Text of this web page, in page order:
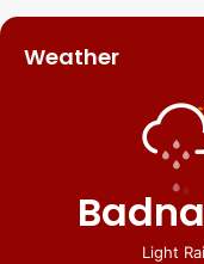
Weather
Light